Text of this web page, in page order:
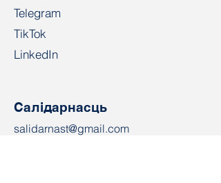
Telegram
TikTok
LinkedIn
Салідарнасць
salidarnast@gmail.com